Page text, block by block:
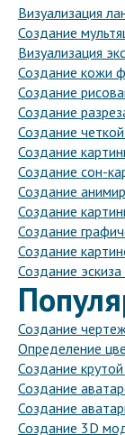
Визуализация
Создание
Визуализация
Создание кожи
Создание
Создание
Создание
Создание
Создание сон-
Создание
Создание
Создание
Создание
Создание
Создание
Определение
Создание
Создание
Создание
Создание 3D